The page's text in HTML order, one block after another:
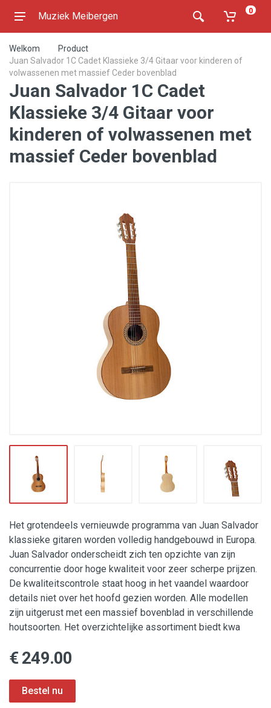
Muziek Meibergen 0
Welkom
Product
Juan Salvador 1C Cadet Klassieke 3/4 Gitaar voor kinderen of
volwassenen met massief Ceder bovenblad
Juan Salvador 1C Cadet
Klassieke 3/4 Gitaar voor
kinderen of volwassenen met
massief Ceder bovenblad
Het grotendeels vernieuwde programma van Juan Salvador
klassieke gitaren worden volledig handgebouwd in Europa.
Juan Salvador onderscheidt zich ten opzichte van zijn
concurrentie door hoge kwaliteit voor zeer scherpe prijzen.
De kwaliteitscontrole staat hoog in het vaandel waardoor
details niet over het hoofd gezien worden. Alle modellen
zijn uitgerust met een massief bovenblad in verschillende
houtsoorten. Het overzichtelijke assortiment biedt kwa
€ 249.00